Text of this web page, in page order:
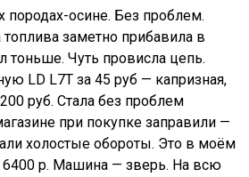
породах-осине. Без проблем.
топлива заметно прибавила в
тоньше. Чуть провисла цепь.
LD L7T за 45 руб — капризная,
руб. Стала без проблем
при покупке заправили —
холостые обороты. Это в моём
6400 р. Машина — зверь. На всю